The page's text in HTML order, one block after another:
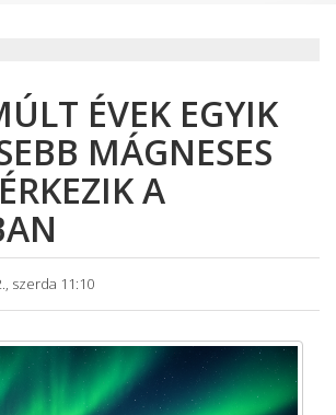
ÉVEK EGYIK
MÁGNESES
A
szerda 11:10